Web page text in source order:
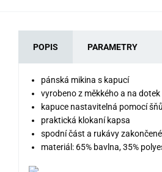
POPIS PARAMETRY
pánská mikina s kapucí
vyrobeno z měkkého a na
kapuce nastavitelná pomocí
praktická klokaní kapsa
spodní část a rukávy
materiál: 65% bavlna, 35%